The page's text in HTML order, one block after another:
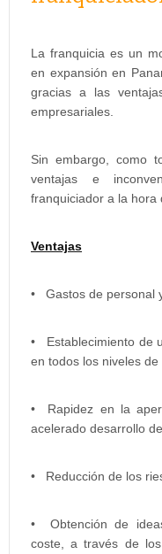
La franquicia es un
en expansión en
gracias a las
empresariales.
Sin embargo, como
ventajas e
franquiciador a la hora
Ventajas
• Gastos de personal
• Establecimiento de
en todos los niveles de
• Rapidez en la
acelerado desarrollo
• Reducción de los
• Obtención de
coste, a través de